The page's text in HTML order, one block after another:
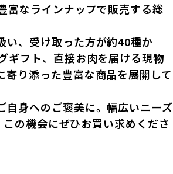
富なラインナップで販売する総
い、受け取った方が約40種か
ギフト、直接お肉を届ける現物
り添った豊富な商品を展開して
身へのご褒美に。幅広いニーズ
の機会にぜひお買い求めくださ